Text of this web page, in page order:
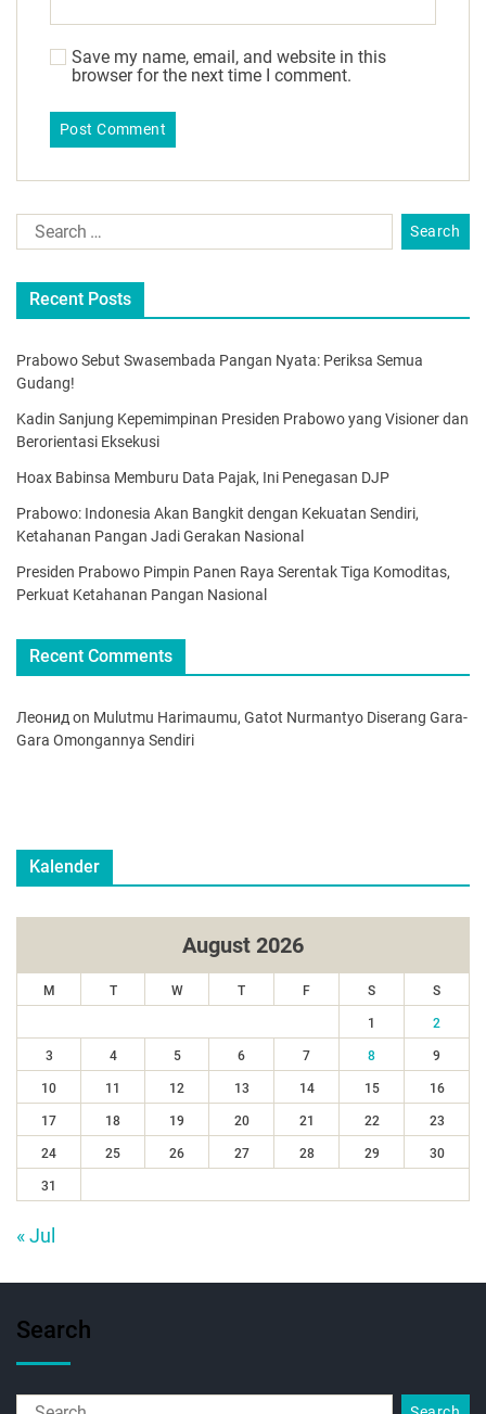
Save my name, email, and website in this
browser for the next time I comment.
Recent Posts
Prabowo Sebut Swasembada Pangan Nyata: Periksa Semua
Gudang!
Kadin Sanjung Kepemimpinan Presiden Prabowo yang Visioner dan
Berorientasi Eksekusi
Hoax Babinsa Memburu Data Pajak, Ini Penegasan DJP
Prabowo: Indonesia Akan Bangkit dengan Kekuatan Sendiri,
Ketahanan Pangan Jadi Gerakan Nasional
Presiden Prabowo Pimpin Panen Raya Serentak Tiga Komoditas,
Perkuat Ketahanan Pangan Nasional
Recent Comments
Леонидon Mulutmu Harimaumu, Gatot Nurmantyo Diserang Gara-
Gara Omongannya Sendiri
Kalender
August 2026
M T W T F S S
1 2
3 4 5 6 7 8 9
10 11 12 13 14 15 16
17 18 19 20 21 22 23
24 25 26 27 28 29 30
31
« Jul
Search